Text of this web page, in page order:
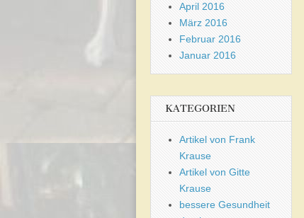
April 2016
März 2016
Februar 2016
Januar 2016
KATEGORIEN
Artikel von Frank
Krause
Artikel von Gitte
Krause
bessere Gesundheit